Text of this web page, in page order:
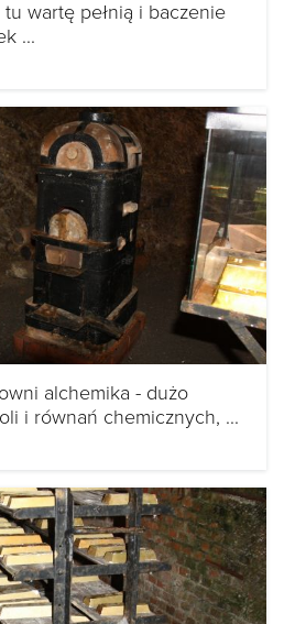
tu wartę pełnią i baczenie
...
alchemika - dużo
i równań chemicznych, ...